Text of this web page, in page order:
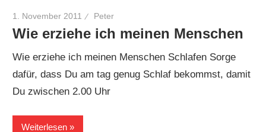
1. November 2011 Peter
Wie erziehe ich meinen Menschen
Wie erziehe ich meinen Menschen Schlafen Sorge
dafür, dass Du am tag genug Schlaf bekommst, damit
Du zwischen 2.00 Uhr
Weiterlesen